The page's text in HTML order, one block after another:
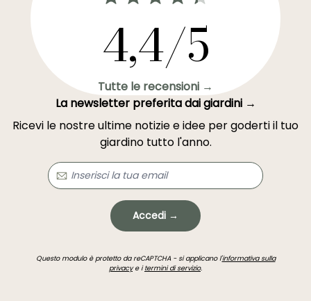
4,4/5
Tutte le recensioni →
La newsletter preferita dai giardini →
Ricevi le nostre ultime notizie e idee per goderti il tuo
giardino tutto l'anno.
Accedi →
Questo modulo è protetto da reCAPTCHA - si applicano l'informativa sulla
privacye itermini di servizio.